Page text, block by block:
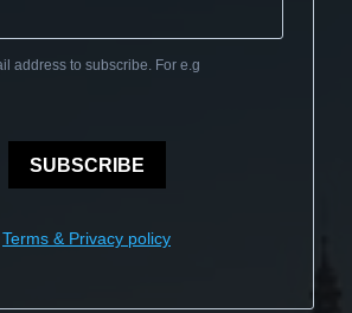
address to subscribe. For e.g
SUBSCRIBE
Terms & Privacy policy